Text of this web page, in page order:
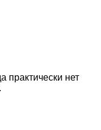
практически нет